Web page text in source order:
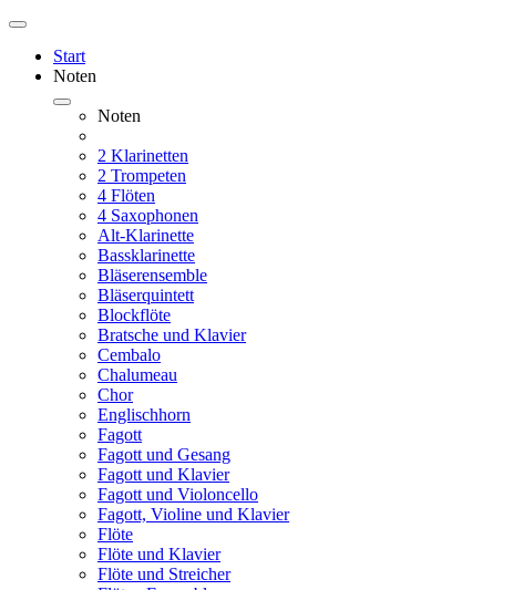
Start
Noten
Noten
2 Klarinetten
2 Trompeten
4 Flöten
4 Saxophonen
Alt-Klarinette
Bassklarinette
Bläserensemble
Bläserquintett
Blockflöte
Bratsche und Klavier
Cembalo
Chalumeau
Chor
Englischhorn
Fagott
Fagott und Gesang
Fagott und Klavier
Fagott und Violoncello
Fagott, Violine und Klavier
Flöte
Flöte und Klavier
Flöte und Streicher